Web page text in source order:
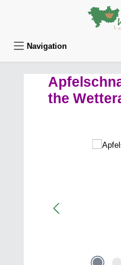
Zum Hauptinhalt springen
Navigation
the
Bildergalerie